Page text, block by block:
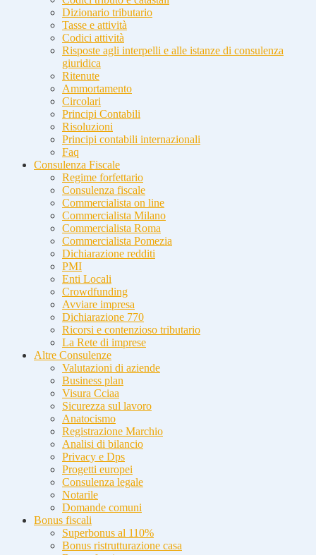
Dizionario tributario
Tasse e attività
Codici attività
Risposte agli interpelli e alle istanze di consulenza
giuridica
Ritenute
Ammortamento
Circolari
Principi Contabili
Risoluzioni
Principi contabili internazionali
Faq
Consulenza Fiscale
Regime forfettario
Consulenza fiscale
Commercialista on line
Commercialista Milano
Commercialista Roma
Commercialista Pomezia
Dichiarazione redditi
PMI
Enti Locali
Crowdfunding
Avviare impresa
Dichiarazione 770
Ricorsi e contenzioso tributario
La Rete di imprese
Altre Consulenze
Valutazioni di aziende
Business plan
Visura Cciaa
Sicurezza sul lavoro
Anatocismo
Registrazione Marchio
Analisi di bilancio
Privacy e Dps
Progetti europei
Consulenza legale
Notarile
Domande comuni
Bonus fiscali
Superbonus al 110%
Bonus ristrutturazione casa